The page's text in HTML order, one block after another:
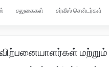
சலுகைகள் சர்வீஸ் சென்டர்கள்